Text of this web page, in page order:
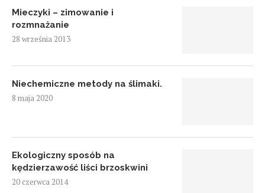
Mieczyki – zimowanie i
rozmnażanie
28 września 2013
Niechemiczne metody na ślimaki.
8 maja 2020
Ekologiczny sposób na
kędzierzawość liści brzoskwini
20 czerwca 2014